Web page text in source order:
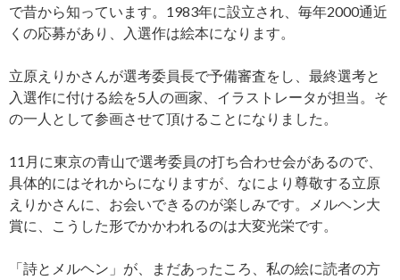
で昔から知っています。1983年に設立され、毎年2000通近
くの応募があり、入選作は絵本になります。
立原えりかさんが選考委員長で予備審査をし、最終選考と
入選作に付ける絵を5人の画家、イラストレータが担当。そ
の一人として参画させて頂けることになりました。
11月に東京の青山で選考委員の打ち合わせ会があるので、
具体的にはそれからになりますが、なにより尊敬する立原
えりかさんに、お会いできるのが楽しみです。メルヘン大
賞に、こうした形でかかわれるのは大変光栄です。
「詩とメルヘン」が、まだあったころ、私の絵に読者の方